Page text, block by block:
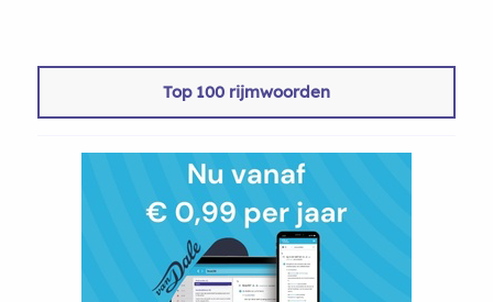
Top 100 rijmwoorden